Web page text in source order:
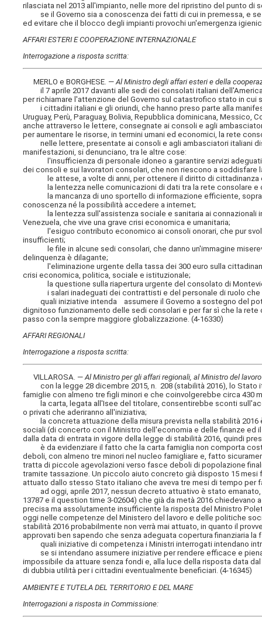
rilasciata nel 2013 all'impianto, nelle more del ripristino del punto
se il Governo sia a conoscenza dei fatti di cui in premessa, e se
ed evitare che il blocco degli impianti provochi un'emergenza
AFFARI ESTERI E COOPERAZIONE INTERNAZIONALE
Interrogazione a risposta scritta:
MERLO e BORGHESE. —Al Ministro degli affari esteri e della
il 7 aprile 2017 davanti alle sedi dei consolati italiani
per richiamare l'attenzione del Governo sul catastrofico stato in cui
i cittadini italiani e gli oriundi, che hanno preso parte alla
Uruguay, Perù, Paraguay, Bolivia, Repubblica dominicana, Messico,
anche attraverso le lettere, consegnate ai consoli e agli
per aumentare le risorse, in termini umani ed economici, la rete
nelle lettere, presentate ai consoli e agli ambasciatori italiani
manifestazioni, si denunciano, tra le altre cose:
l'insufficienza di personale idoneo a garantire servizi adeguati
dei consoli e sui lavoratori consolari, che non riescono a soddisfare
le attese, a volte di anni, per ottenere il diritto di cittadinanza e
la lentezza nelle comunicazioni di dati tra la rete consolare e
la mancanza di uno sportello di informazione efficiente,
conoscenza né la possibilità accedere a internet;
la lentezza sull'assistenza sociale e sanitaria ai connazionali in
Venezuela, che vive una grave crisi economica e umanitaria;
l'esiguo contributo economico ai consoli onorari, che pur
insufficienti;
le file in alcune sedi consolari, che danno un'immagine
delinquenza è dilagante;
l'eliminazione urgente della tassa dei 300 euro sulla
crisi economica, politica, sociale e istituzionale;
la questione sulla riapertura urgente del consolato di
i salari inadeguati dei contrattisti e del personale di ruolo che
quali iniziative intenda assumere il Governo a sostegno del
dignitoso funzionamento delle sedi consolari e per far sì che la
passo con la sempre maggiore globalizzazione. (4-16330)
AFFARI REGIONALI
Interrogazione a risposta scritta:
VILLAROSA. —Al Ministro per gli affari regionali, al Ministro del
con la legge 28 dicembre 2015, n. 208 (stabilità 2016), lo Stato
famiglie con almeno tre figli minori e che coinvolgerebbe circa 430
la carta, legata all'Isee del titolare, consentirebbe sconti
o privati che aderiranno all'iniziativa;
la concreta attuazione della misura prevista nella stabilità 2016
sociali (di concerto con il Ministro dell'economia e delle finanze
dalla data di entrata in vigore della legge di stabilità 2016, quindi
è da evidenziare il fatto che la carta famiglia non comporta
deboli, con almeno tre minori nel nucleo famigliare e, fatto
tratta di piccole agevolazioni verso fasce deboli di popolazione
tramite tassazione. Un piccolo aiuto concreto già disposto 15
attuato dallo stesso Stato italiano che aveva tre mesi di tempo per
ad oggi, aprile 2017, nessun decreto attuativo è stato emanato,
13787 e il question time 3-02604) che già da metà 2016
precisa ma assolutamente insufficiente la risposta del Ministro
oggi nelle competenze del Ministero del lavoro e delle politiche
stabilità 2016 probabilmente non verrà mai attuato, in quanto il
approvati ben sapendo che senza adeguata copertura finanziaria
quali iniziative di competenza i Ministri interrogati intendano
se si intendano assumere iniziative per rendere efficace e
impossibile da attuare senza fondi e, alla luce della risposta data
di dubbia utilità per i cittadini eventualmente beneficiari. (4-16345)
AMBIENTE E TUTELA DEL TERRITORIO E DEL MARE
Interrogazioni a risposta in Commissione: